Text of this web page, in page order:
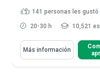
141 personas les gustó
20-30 h 10,521
Más información